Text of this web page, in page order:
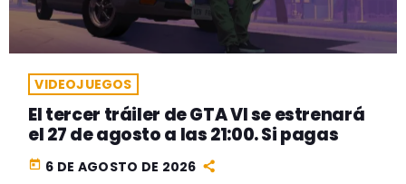
VIDEOJUEGOS
El tercer tráiler de GTA VI se estrenará
el 27 de agosto a las 21:00. Si pagas
today 6 DE AGOSTO DE 2026